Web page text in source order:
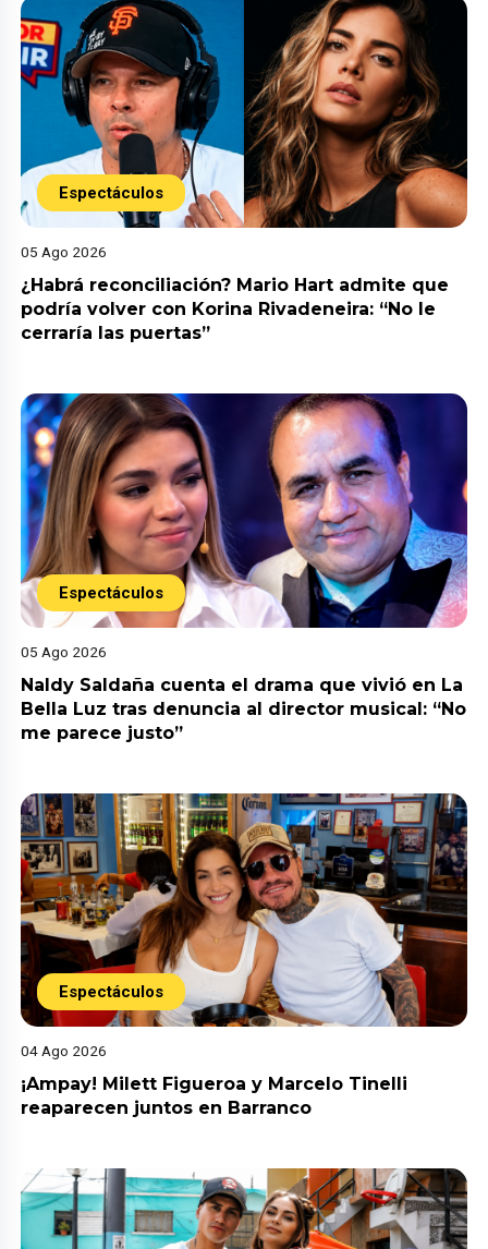
Espectáculos
05 Ago 2026
¿Habrá reconciliación? Mario Hart admite que
podría volver con Korina Rivadeneira: “No le
cerraría las puertas”
Espectáculos
05 Ago 2026
Naldy Saldaña cuenta el drama que vivió en La
Bella Luz tras denuncia al director musical: “No
me parece justo”
Espectáculos
04 Ago 2026
¡Ampay! Milett Figueroa y Marcelo Tinelli
reaparecen juntos en Barranco